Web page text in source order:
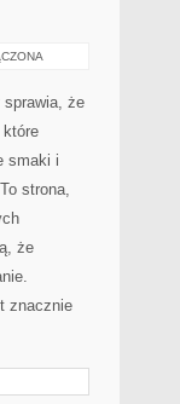
sprawia, że
smaki i
strona,
że
znacznie